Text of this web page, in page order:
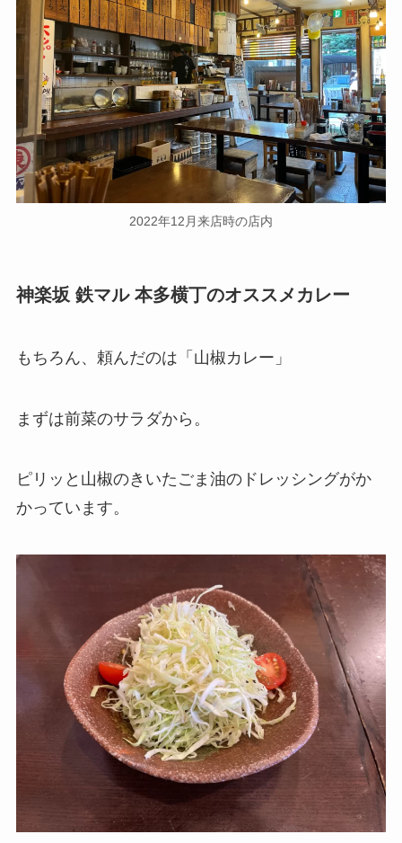
2022年12月来店時の店内
神楽坂 鉄マル 本多横丁のオススメカレー
もちろん、頼んだのは「山椒カレー」
まずは前菜のサラダから。
ピリッと山椒のきいたごま油のドレッシングがか
かっています。